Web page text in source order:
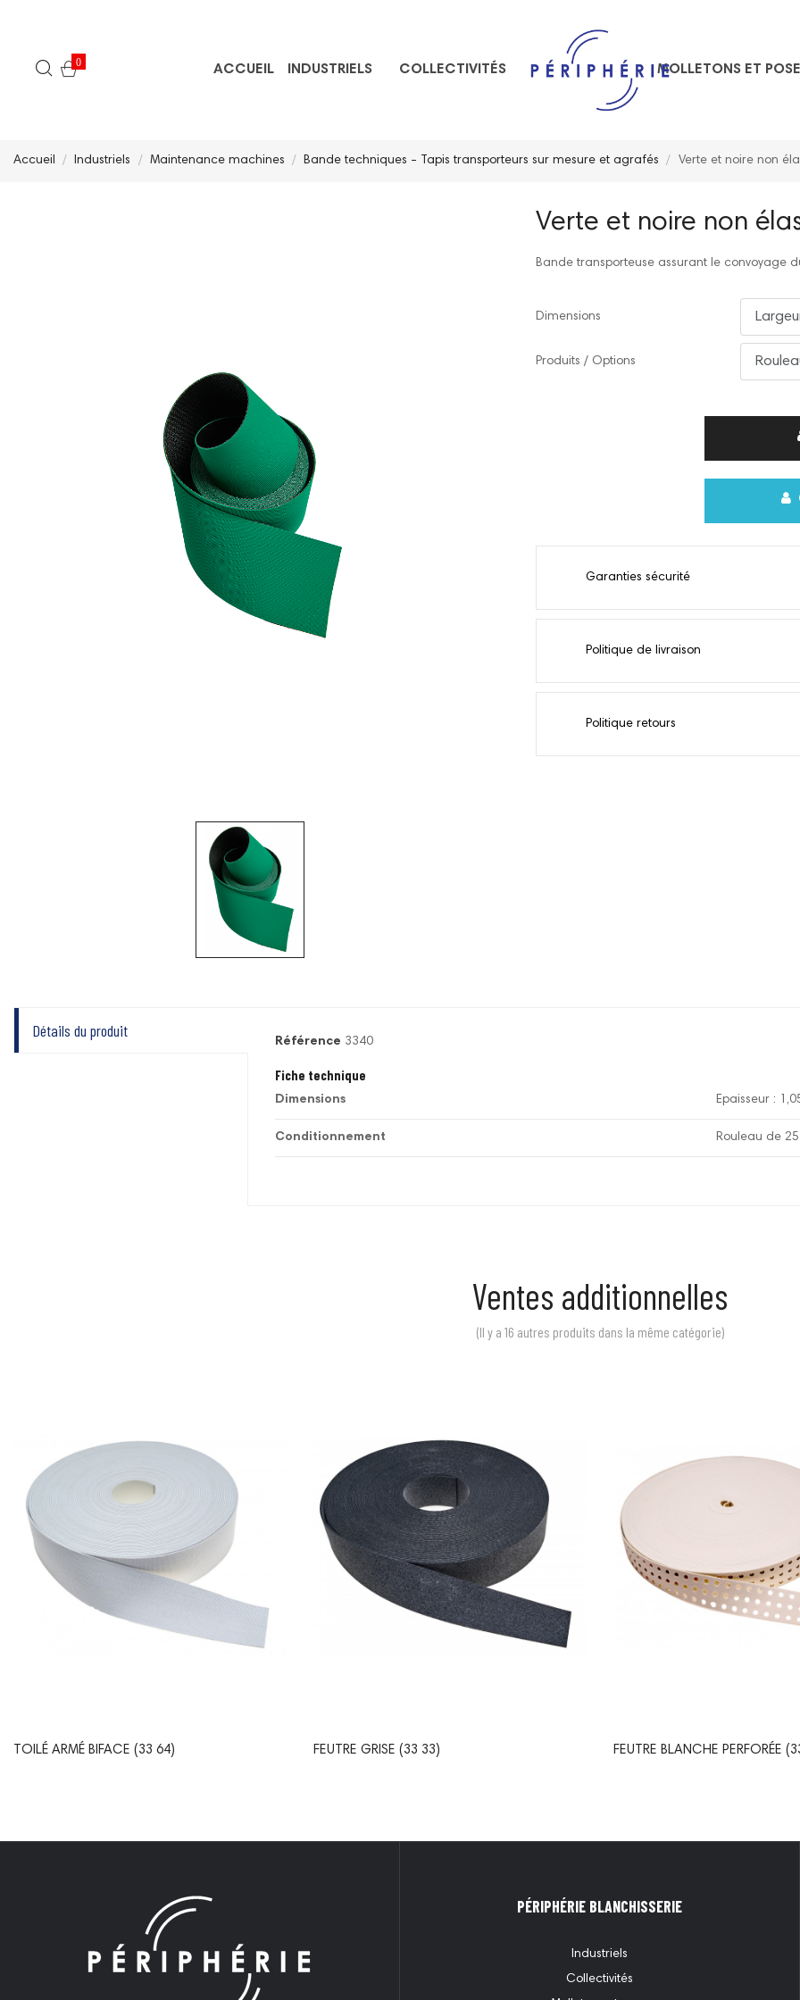
0
ACCUEIL INDUSTRIELS COLLECTIVITÉS MOLLETONS ET POSE
Accueil Industriels Maintenance machines Bande techniques - Tapis transporteurs sur mesure et agrafés Verte et noire non
Verte et noire non
Bande transporteuse assurant le convoyage
Dimensions
Produits / Options
Garanties sécurité
Politique de livraison
Politique retours
Détails du produit
Référence 3340
Fiche technique
Dimensions Epaisseur :
Conditionnement Rouleau de
Ventes additionnelles
(Il y a 16 autres produits dans la même catégorie)
TOILÉ ARMÉ BIFACE (33 64) FEUTRE GRISE (33 33) FEUTRE BLANCHE PERFORÉE
PÉRIPHÉRIE BLANCHISSERIE
Industriels
Collectivités